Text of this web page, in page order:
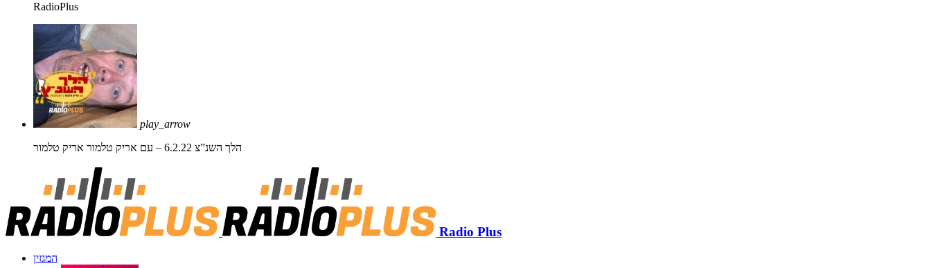
RadioPlus
play_arrow
הלך השנ”צ 6.2.22 – עם אריק טלמור
אריק טלמור
Radio Plus
המגזין